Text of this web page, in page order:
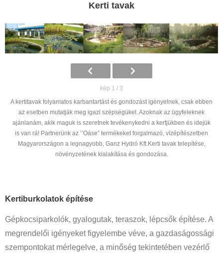
Kerti tavak
kép 1 / 3
A kertitavak folyamatos karbantartást és gondozást igényelnek, csak ebben
az esetben mutatják meg igazi szépségüket. Azoknak az ügyfeleknek
ajánlanám, akik maguk is szeretnek tevékenykedni a kertjükben és idejük
is van rá! Partnerünk az ’’Oáse” termékeket forgalmazó, vízépítészetben
Magyarországon a legnagyobb, Ganz Hydró Kft.Kerti tavak telepítése,
növényzetének kialakítása és gondozása.
Kertiburkolatok építése
Gépkocsiparkolók, gyalogutak, teraszok, lépcsők építése. A
megrendelői igényeket figyelembe véve, a gazdaságossági
szempontokat mérlegelve, a minőség tekintetében vezérlő